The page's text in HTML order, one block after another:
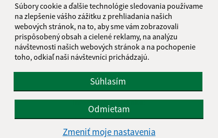
Súbory cookie a ďalšie technológie sledovania používame
na zlepšenie vášho zážitku z prehliadania našich
webových stránok, na to, aby sme vám zobrazovali
prispôsobený obsah a cielené reklamy, na analýzu
návštevnosti našich webových stránok a na pochopenie
toho, odkiaľ naši návštevníci prichádzajú.
Súhlasím
Odmietam
Zmeniť moje nastavenia
Informácie o stránke:
Vyhlásenie o prístupnosti
Autorské práva